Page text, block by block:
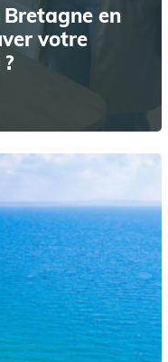
en
votre